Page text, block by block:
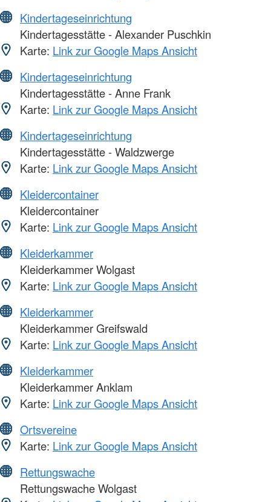
Kindertageseinrichtung
Kindertagesstätte - Alexander Puschkin
Karte: Link zur Google Maps Ansicht
Kindertageseinrichtung
Kindertagesstätte - Anne Frank
Karte: Link zur Google Maps Ansicht
Kindertageseinrichtung
Kindertagesstätte - Waldzwerge
Karte: Link zur Google Maps Ansicht
Kleidercontainer
Kleidercontainer
Karte: Link zur Google Maps Ansicht
Kleiderkammer
Kleiderkammer Wolgast
Karte: Link zur Google Maps Ansicht
Kleiderkammer
Kleiderkammer Greifswald
Karte: Link zur Google Maps Ansicht
Kleiderkammer
Kleiderkammer Anklam
Karte: Link zur Google Maps Ansicht
Ortsvereine
Karte: Link zur Google Maps Ansicht
Rettungswache
Rettungswache Wolgast